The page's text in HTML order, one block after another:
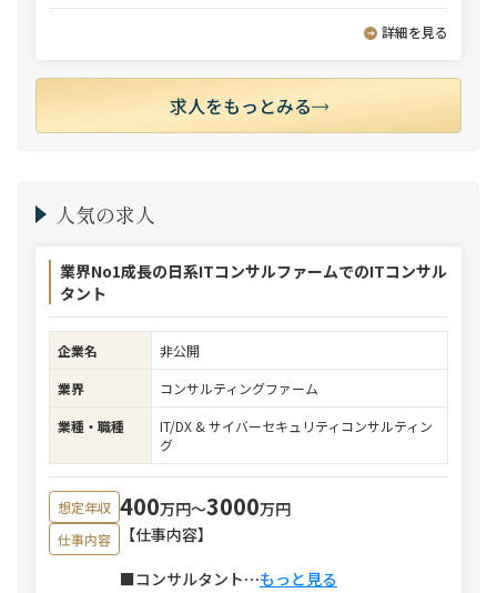
詳細を見る
求人をもっとみる
人気の求人
業界No1成長の日系ITコンサルファームでのITコンサル
タント
企業名
非公開
業界
コンサルティングファーム
業種・職種
IT/DX & サイバーセキュリティコンサルティン
グ
想定年収 400万円〜3000万円
仕事内容
【仕事内容】
■コンサルタント⋯もっと見る